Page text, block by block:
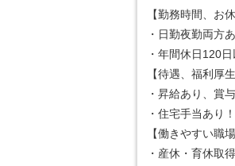
【勤務時間、お
・日勤夜勤両方
・年間休日120日
【待遇、福利厚
・昇給あり、賞
・住宅手当あり
【働きやすい職
・産休・育休取